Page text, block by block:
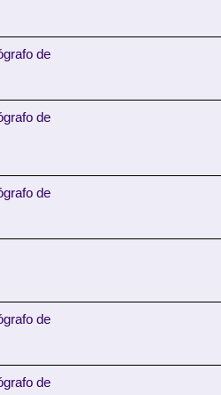
de
de
de
de
de